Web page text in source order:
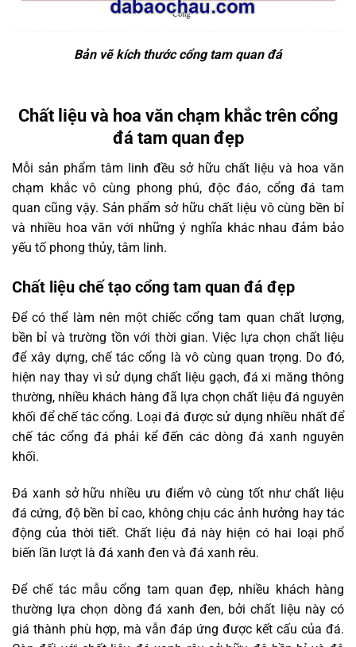
Bản vẽ kích thước cổng tam quan đá
Chất liệu và hoa văn chạm khắc trên cổng
đá tam quan đẹp
Mỗi sản phẩm tâm linh đều sở hữu chất liệu và hoa văn
chạm khắc vô cùng phong phú, độc đáo, cổng đá tam
quan cũng vậy. Sản phẩm sở hữu chất liệu vô cùng bền bỉ
và nhiều hoa văn với những ý nghĩa khác nhau đảm bảo
yếu tố phong thủy, tâm linh.
Chất liệu chế tạo cổng tam quan đá đẹp
Để có thể làm nên một chiếc cổng tam quan chất lượng,
bền bỉ và trường tồn với thời gian. Việc lựa chọn chất liệu
để xây dựng, chế tác cổng là vô cùng quan trọng. Do đó,
hiện nay thay vì sử dụng chất liệu gạch, đá xi măng thông
thường, nhiều khách hàng đã lựa chọn chất liệu đá nguyên
khối để chế tác cổng. Loại đá được sử dụng nhiều nhất để
chế tác cổng đá phải kể đến các dòng đá xanh nguyên
khối.
Đá xanh sở hữu nhiều ưu điểm vô cùng tốt như chất liệu
đá cứng, độ bền bỉ cao, không chịu các ảnh hưởng hay tác
động của thời tiết. Chất liệu đá này hiện có hai loại phổ
biến lần lượt là đá xanh đen và đá xanh rêu.
Để chế tác mẫu cổng tam quan đẹp, nhiều khách hàng
thường lựa chọn dòng đá xanh đen, bởi chất liệu này có
giá thành phù hợp, mà vẫn đáp ứng được kết cấu của đá.